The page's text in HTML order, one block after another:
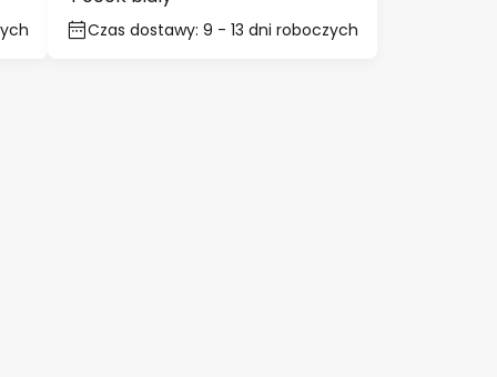
Czas dostawy: 9 - 13 dni roboczych